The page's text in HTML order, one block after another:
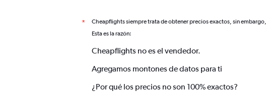
* Cheapflights siempre trata de obtener precios exactos, sin embargo,
Esta es la razón:
Cheapflights no es el vendedor.
Agregamos montones de datos para ti
¿Por qué los precios no son 100% exactos?